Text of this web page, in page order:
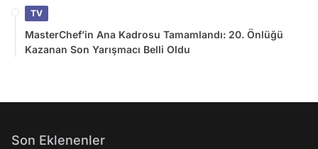
TV
MasterChef’in Ana Kadrosu Tamamlandı: 20. Önlüğü
Kazanan Son Yarışmacı Belli Oldu
Son Eklenenler